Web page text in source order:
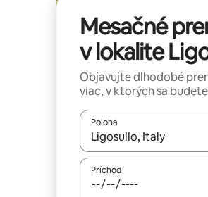
Mesačné
v lokalite
Objavujte dlhodobé
viac, v ktorých sa
Poloha
Keď budú výsledky k
Príchod